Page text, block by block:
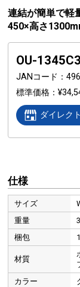
連結が簡単で軽
450×高さ
OU-
JANコード
標準価格
ダイレク
仕様
サイズ
重量
梱包
材質
カラー